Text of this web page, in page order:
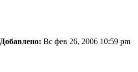
Добавлено: Вс фев 26, 2006 10:59 pm